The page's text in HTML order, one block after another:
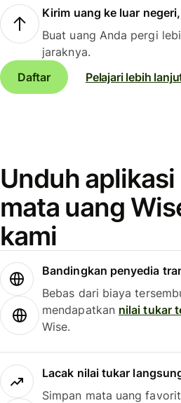
Kirim uang ke luar
Buat uang Anda pergi
jaraknya.
Daftar
Pelajari lebih
Unduh
mata uang
kami
Bandingkan penyedia
Bebas dari biaya
mendapatkan nilai tukar
Wise.
Lacak nilai tukar
Simpan mata uang